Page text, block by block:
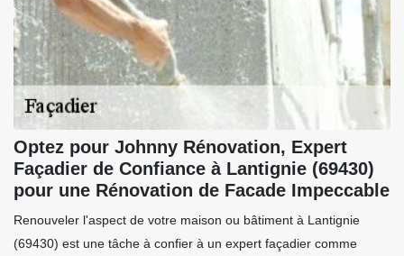
Optez pour Johnny Rénovation, Expert
Façadier de Confiance à Lantignie (69430)
pour une Rénovation de Facade Impeccable
Renouveler l'aspect de votre maison ou bâtiment à Lantignie
(69430) est une tâche à confier à un expert façadier comme